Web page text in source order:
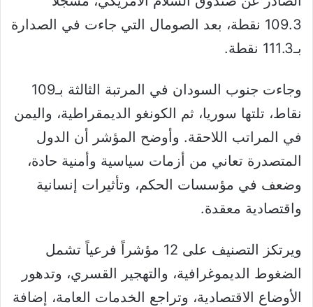
109.3 نقطة، بعد الصومال التي جاءت في الصدارة
بـ111.3 نقطة.
وجاءت جنوب السودان في المرتبة الثالثة بـ109
نقاط، تلتها سوريا، ثم الكونغو الديمقراطية، واليمن
في المراتب اللاحقة. وأوضح المؤشر أن الدول
المتصدرة تعاني من أزمات سياسية وأمنية حادة،
وضعف في مؤسسات الحكم، وتأثيرات إنسانية
واقتصادية معقدة.
ويرتكز التصنيف على 12 مؤشراً فرعياً تشمل
الضغوط الديموغرافية، والتهجير القسري، وتدهور
الأوضاع الاقتصادية، وتراجع الخدمات العامة، إضافة